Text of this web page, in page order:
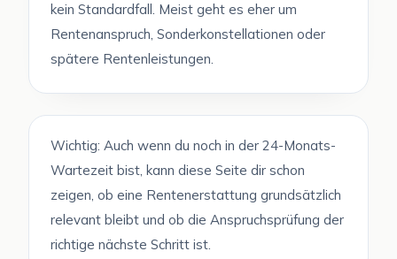
kein Standardfall. Meist geht es eher um
Rentenanspruch, Sonderkonstellationen oder
spätere Rentenleistungen.
Wichtig: Auch wenn du noch in der 24-Monats-
Wartezeit bist, kann diese Seite dir schon
zeigen, ob eine Rentenerstattung grundsätzlich
relevant bleibt und ob die Anspruchsprüfung der
richtige nächste Schritt ist.